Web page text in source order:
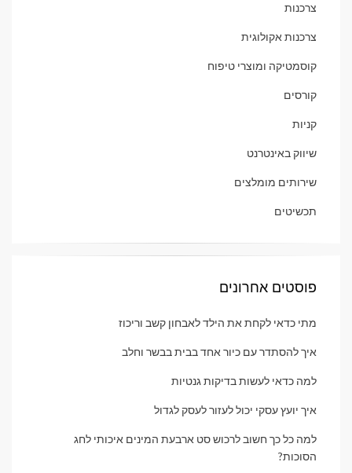
צרכנות
צרכנות אקולוגית
קוסמטיקה ומוצרי טיפוח
קורסים
קניות
שיווק באינטרנט
שירותים מומלצים
תכשיטים
פוסטים אחרונים
מתי כדאי לקחת את הילד לאבחון קשב וריכוז
איך להסתדר עם כיור אחד בבית בבשר וחלב
למה כדאי לעשות בדיקות גנטיות
איך יועץ עסקי יכול לעזור לעסק לגדול
למה כל כך חשוב לרכוש סט ארבעת המינים איכותי לחג
הסוכות?